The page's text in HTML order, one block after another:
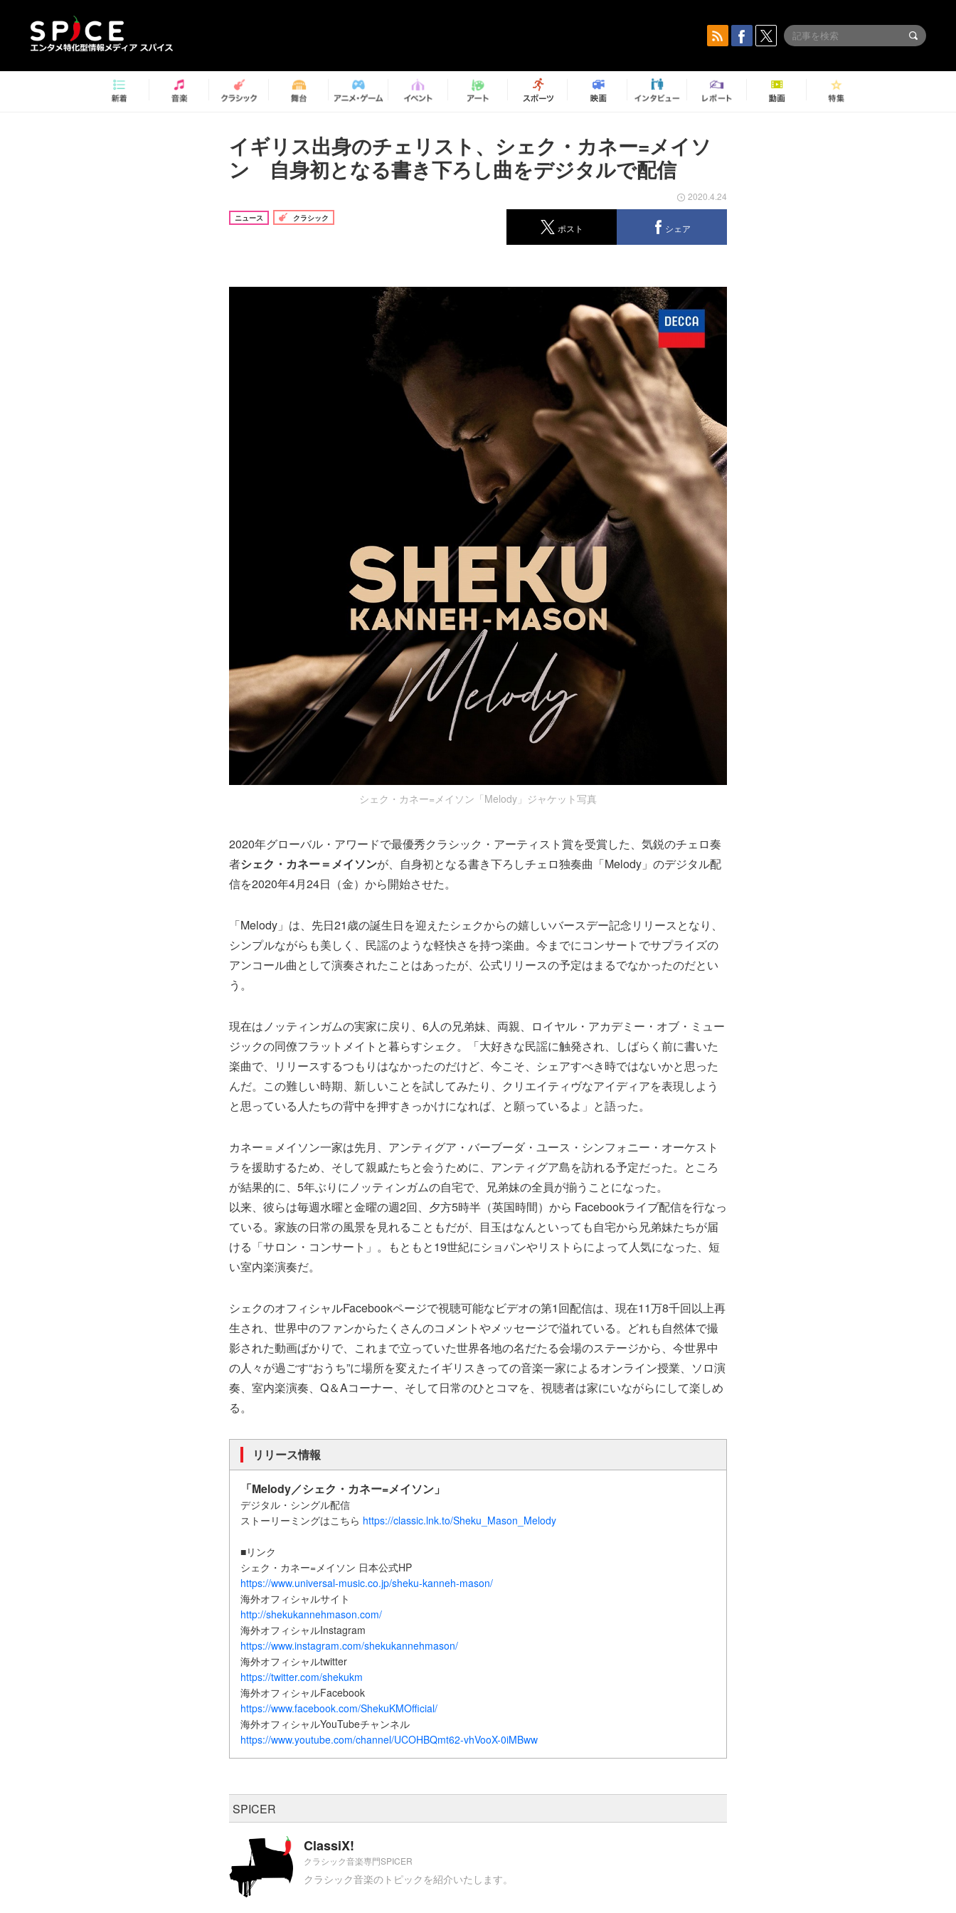
イギリス出身のチェリスト、シェク・カネー=メイソ
ン 自身初となる書き下ろし曲をデジタルで配信
ニュース クラシック
2020.4.24
ポスト シェア
シェク・カネー=メイソン「Melody」ジャケット写真
2020年グローバル・アワードで最優秀クラシック・アーティスト賞を受賞した、気鋭のチェロ奏
者シェク・カネー＝メイソンが、自身初となる書き下ろしチェロ独奏曲「Melody」のデジタル配
信を2020年4月24日（金）から開始させた。
「Melody」は、先日21歳の誕生日を迎えたシェクからの嬉しいバースデー記念リリースとなり、
シンプルながらも美しく、民謡のような軽快さを持つ楽曲。今までにコンサートでサプライズの
アンコール曲として演奏されたことはあったが、公式リリースの予定はまるでなかったのだとい
う。
現在はノッティンガムの実家に戻り、6人の兄弟妹、両親、ロイヤル・アカデミー・オブ・ミュー
ジックの同僚フラットメイトと暮らすシェク。「大好きな民謡に触発され、しばらく前に書いた
楽曲で、リリースするつもりはなかったのだけど、今こそ、シェアすべき時ではないかと思った
んだ。この難しい時期、新しいことを試してみたり、クリエイティヴなアイディアを表現しよう
と思っている人たちの背中を押すきっかけになれば、と願っているよ」と語った。
カネー＝メイソン一家は先月、アンティグア・バーブーダ・ユース・シンフォニー・オーケスト
ラを援助するため、そして親戚たちと会うために、アンティグア島を訪れる予定だった。ところ
が結果的に、5年ぶりにノッティンガムの自宅で、兄弟妹の全員が揃うことになった。
以来、彼らは毎週水曜と金曜の週2回、夕方5時半（英国時間）から Facebookライブ配信を行なっ
ている。家族の日常の風景を見れることもだが、目玉はなんといっても自宅から兄弟妹たちが届
ける「サロン・コンサート」。もともと19世紀にショパンやリストらによって人気になった、短
い室内楽演奏だ。
シェクのオフィシャルFacebookページで視聴可能なビデオの第1回配信は、現在11万8千回以上再
生され、世界中のファンからたくさんのコメントやメッセージで溢れている。どれも自然体で撮
影された動画ばかりで、これまで立っていた世界各地の名だたる会場のステージから、今世界中
の人々が過ごす“おうち”に場所を変えたイギリスきっての音楽一家によるオンライン授業、ソロ演
奏、室内楽演奏、Q＆Aコーナー、そして日常のひとコマを、視聴者は家にいながらにして楽しめ
る。
リリース情報
「Melody／シェク・カネー=メイソン」
デジタル・シングル配信
ストーリーミングはこちら https://classic.lnk.to/Sheku_Mason_Melody
■リンク
シェク・カネー=メイソン 日本公式HP
https://www.universal-music.co.jp/sheku-kanneh-mason/
海外オフィシャルサイト
http://shekukannehmason.com/
海外オフィシャルInstagram
https://www.instagram.com/shekukannehmason/
海外オフィシャルtwitter
https://twitter.com/shekukm
海外オフィシャルFacebook
https://www.facebook.com/ShekuKMOfficial/
海外オフィシャルYouTubeチャンネル
https://www.youtube.com/channel/UCOHBQmt62-vhVooX-0iMBww
SPICER
ClassiX!
クラシック音楽専門SPICER
クラシック音楽のトピックを紹介いたします。